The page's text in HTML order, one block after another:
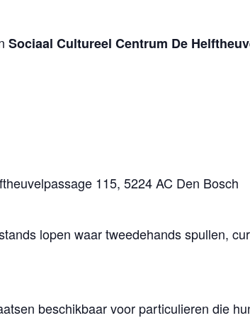
Sociaal Cultureel Centrum De
115, 5224 AC Den Bosch
lopen waar tweedehands spullen,
beschikbaar voor particulieren die